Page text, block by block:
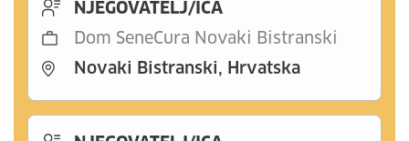
NJEGOVATELJ/ICA
Dom SeneCura Novaki Bistranski
Novaki Bistranski, Hrvatska